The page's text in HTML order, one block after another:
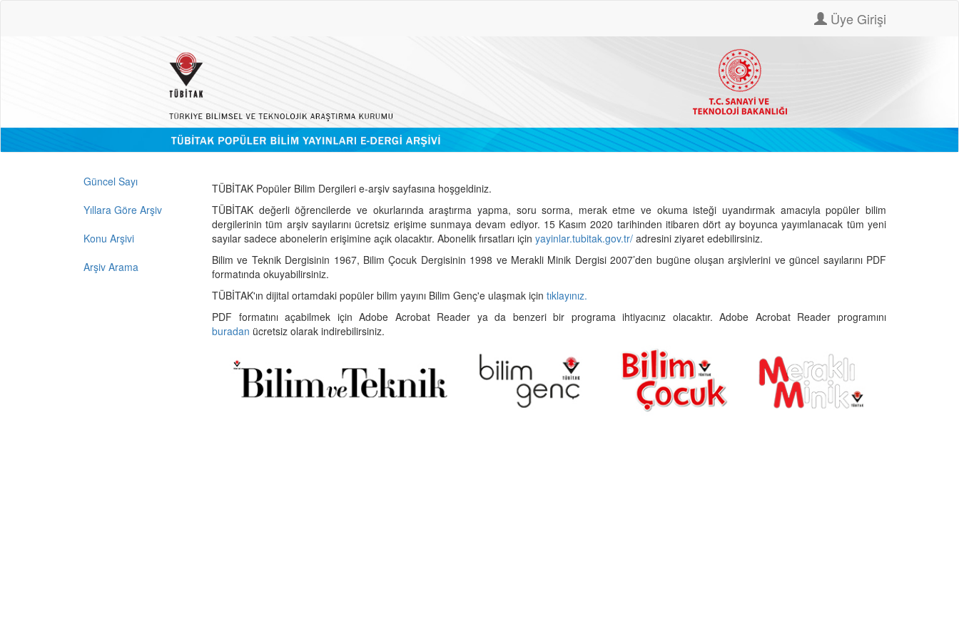
Üye Girişi
Güncel Sayı
Yıllara Göre Arşiv
Konu Arşivi
Arşiv Arama
TÜBİTAK Popüler Bilim Dergileri e-arşiv sayfasına hoşgeldiniz.
TÜBİTAK değerli öğrencilerde ve okurlarında araştırma yapma, soru sorma, merak etme ve okuma isteği uyandırmak amacıyla popüler bilim
dergilerinin tüm arşiv sayılarını ücretsiz erişime sunmaya devam ediyor. 15 Kasım 2020 tarihinden itibaren dört ay boyunca yayımlanacak tüm yeni
sayılar sadece abonelerin erişimine açık olacaktır. Abonelik fırsatları için yayinlar.tubitak.gov.tr/ adresini ziyaret edebilirsiniz.
Bilim ve Teknik Dergisinin 1967, Bilim Çocuk Dergisinin 1998 ve Merakli Minik Dergisi 2007’den bugüne oluşan arşivlerini ve güncel sayılarını PDF
formatında okuyabilirsiniz.
TÜBİTAK'ın dijital ortamdaki popüler bilim yayını Bilim Genç'e ulaşmak için tıklayınız.
PDF formatını açabilmek için Adobe Acrobat Reader ya da benzeri bir programa ihtiyacınız olacaktır. Adobe Acrobat Reader programını
buradan ücretsiz olarak indirebilirsiniz.